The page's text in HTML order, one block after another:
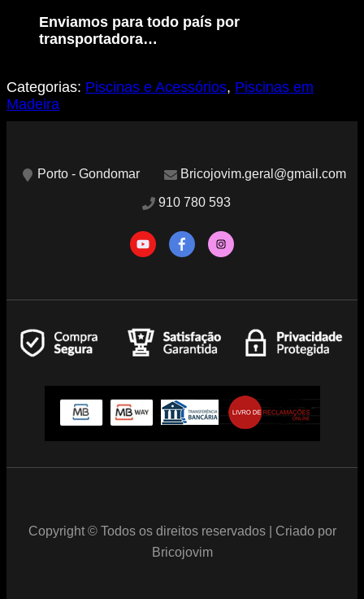
Enviamos para todo país por
transportadora…
Categorias: Piscinas e Acessórios, Piscinas em
Madeira
Porto - Gondomar Bricojovim.geral@gmail.com
910 780 593
Copyright © Todos os direitos reservados | Criado por
Bricojovim